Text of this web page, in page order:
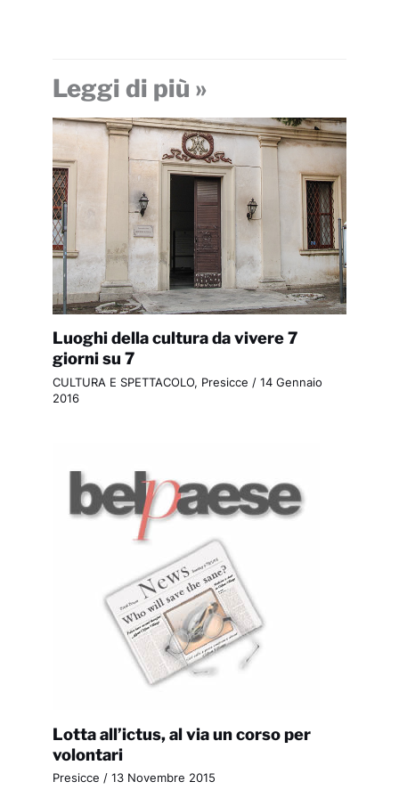
Leggi di più »
Luoghi della cultura da vivere 7
giorni su 7
CULTURA E SPETTACOLO, Presicce / 14 Gennaio
2016
Lotta all’ictus, al via un corso per
volontari
Presicce / 13 Novembre 2015